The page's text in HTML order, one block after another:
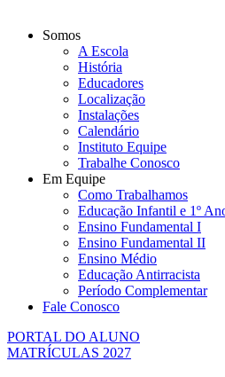
Somos
A Escola
História
Educadores
Localização
Instalações
Calendário
Instituto Equipe
Trabalhe Conosco
Em Equipe
Como Trabalhamos
Educação Infantil e 1º
Ensino Fundamental I
Ensino Fundamental II
Ensino Médio
Educação Antirracista
Período Complementar
Fale Conosco
PORTAL DO ALUNO
MATRÍCULAS 2027